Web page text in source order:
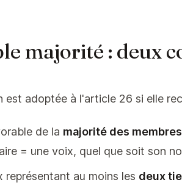
majorité : deux
est adoptée à l'article 26 si elle
de la majorité des
= une voix, quel que soit son
représentant au moins les deux